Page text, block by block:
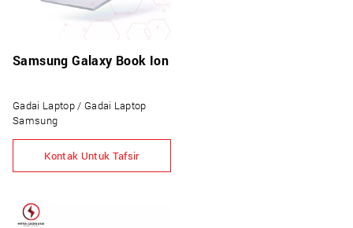
Samsung Galaxy Book Ion
Gadai Laptop / Gadai Laptop
Samsung
Kontak Untuk Tafsir